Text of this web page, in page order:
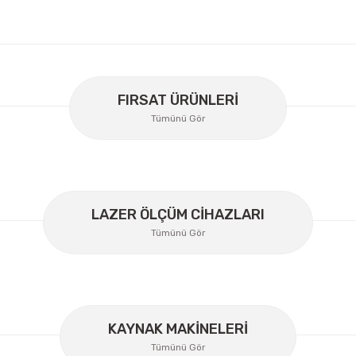
Bu ürüne ilk yorumu siz yapın!
Gönder
FIRSAT ÜRÜNLERİ
Tümünü Gör
LAZER ÖLÇÜM CİHAZLARI
Tümünü Gör
KAYNAK MAKİNELERİ
Tümünü Gör